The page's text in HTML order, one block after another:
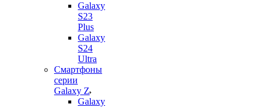
Galaxy
S23
Plus
Galaxy
S24
Ultra
Смартфоны
серии
Galaxy Z
Galaxy